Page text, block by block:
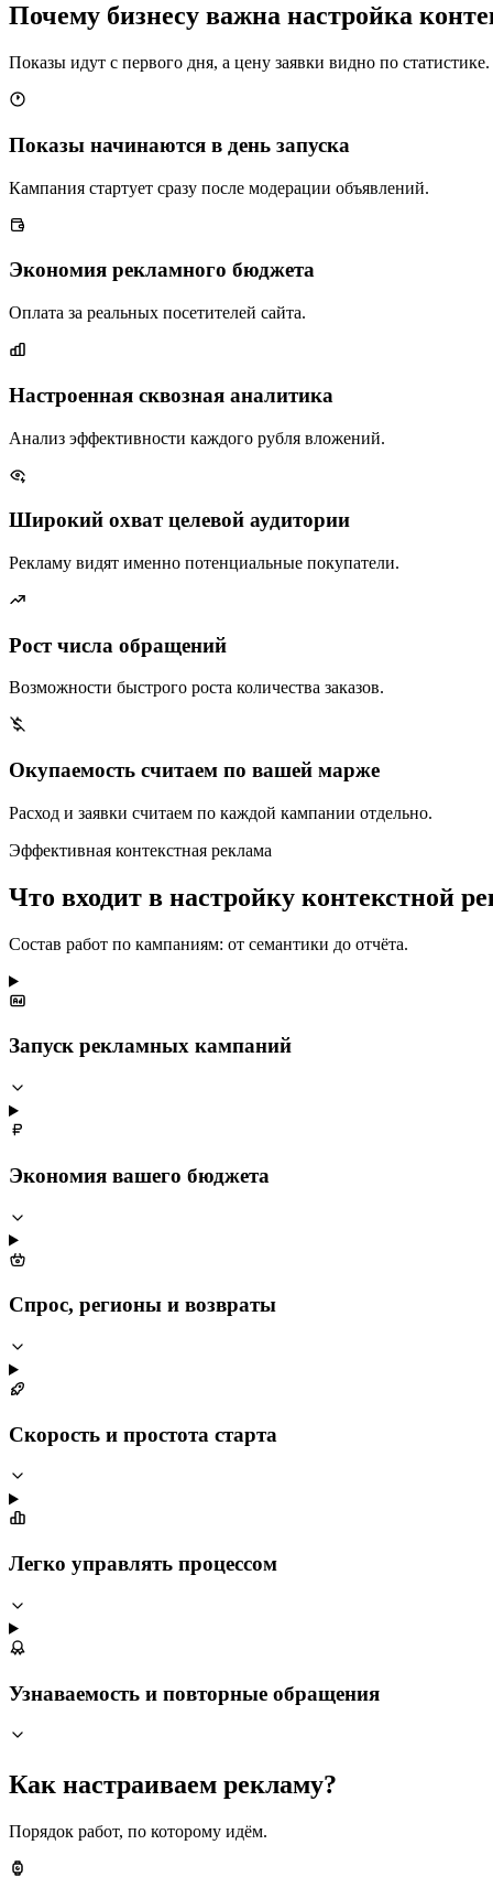
Почему бизнесу важна настройка
Показы идут с первого дня, а цену заявки видно по статистике.
Показы начинаются в день запуска
Кампания стартует сразу после модерации объявлений.
Экономия рекламного бюджета
Оплата за реальных посетителей сайта.
Настроенная сквозная аналитика
Анализ эффективности каждого рубля вложений.
Широкий охват целевой аудитории
Рекламу видят именно потенциальные покупатели.
Рост числа обращений
Возможности быстрого роста количества заказов.
Окупаемость считаем по вашей марже
Расход и заявки считаем по каждой кампании отдельно.
Эффективная контекстная реклама
Что входит в настройку контекстной
Состав работ по кампаниям: от семантики до отчёта.
Запуск рекламных кампаний
Экономия вашего бюджета
Спрос, регионы и возвраты
Скорость и простота старта
Легко управлять процессом
Узнаваемость и повторные обращения
Как настраиваем рекламу?
Порядок работ, по которому идём.